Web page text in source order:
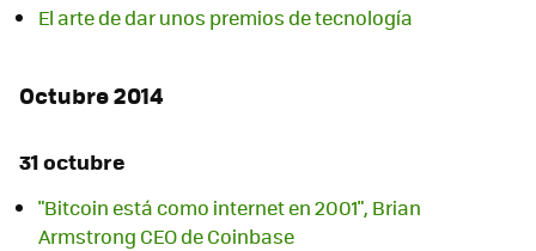
El arte de dar unos premios de tecnología
Octubre 2014
31 octubre
"Bitcoin está como internet en 2001", Brian
Armstrong CEO de Coinbase